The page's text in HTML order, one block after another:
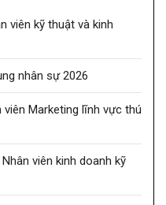
viên kỹ thuật và kinh
nhân sự 2026
Marketing lĩnh vực thú
viên kinh doanh kỹ